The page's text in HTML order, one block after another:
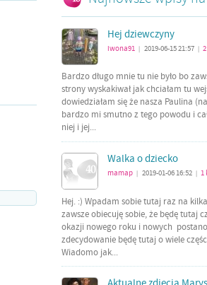
Hej dziewczyny
iwona91 2019-06-15 21:57 2
Bardzo długo mnie tu nie było bo
strony wyskakiwał jak chciałam tu
dowiedziałam się że nasza Paulina
bardzo mi smutno z tego powodu i
niej i jej...
Walka o dziecko
mamap 2019-01-06 16:52 1
Hej. :) Wpadam sobie tutaj raz na
zawsze obiecuję sobie, że będę tutaj
okazji nowego roku i nowych
zdecydowanie będę tutaj o wiele
Wiadomo jak...